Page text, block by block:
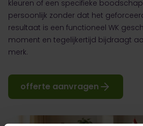
kleuren of een specifieke
persoonlijk zonder dat het
resultaat is een functioneel WK
moment en tegelijkertijd bijdraagt
merk.
offerte aanvragen